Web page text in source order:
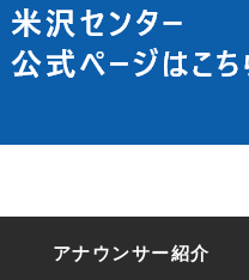
アナウンサー紹介